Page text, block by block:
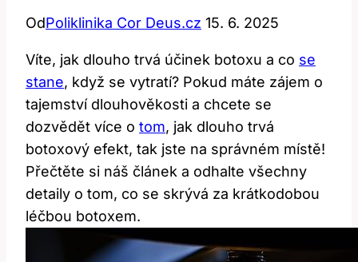
OdPoliklinika Cor Deus.cz 15. 6. 2025
Víte, jak dlouho trvá účinek botoxu a co se
stane, když se vytratí? Pokud máte zájem o
tajemství dlouhověkosti a chcete se
dozvědět více o tom, jak dlouho trvá
botoxový efekt, tak jste na správném místě!
Přečtěte si náš článek a odhalte všechny
detaily o tom, co se skrývá za krátkodobou
léčbou botoxem.